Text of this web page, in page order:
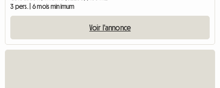
3 pers. | 6 mois minimum
Voir l'annonce